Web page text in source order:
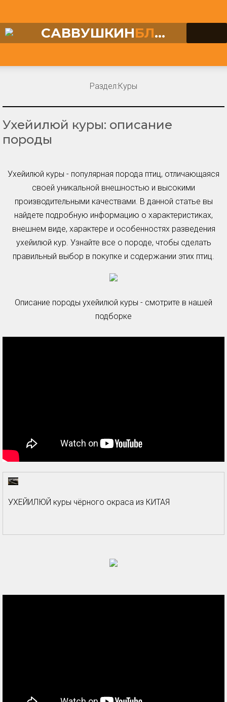
САВВУШКИНБЛОГ
Ухейилюй куры: описание
породы
Ухейилюй куры - популярная порода птиц, отличающаяся
своей уникальной внешностью и высокими
производительными качествами. В данной статье вы
найдете подробную информацию о характеристиках,
внешнем виде, характере и особенностях разведения
ухейилюй кур. Узнайте все о породе, чтобы сделать
правильный выбор в покупке и содержании этих птиц.
Описание породы ухейилюй куры - смотрите в нашей
подборке
УХЕЙИЛЮЙ куры чёрного окраса из КИТАЯ
Раздел:Куры